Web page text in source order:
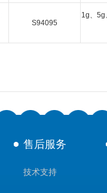
S94095
1g、
售后服务
技术支持